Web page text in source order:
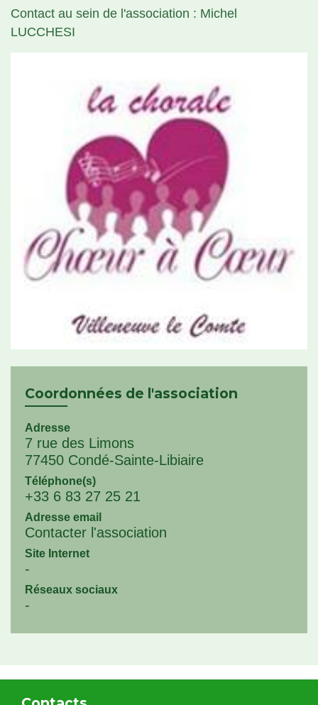
Contact au sein de l'association : Michel
LUCCHESI
Coordonnées de l'association
Adresse
7 rue des Limons
77450 Condé-Sainte-Libiaire
Téléphone(s)
+33 6 83 27 25 21
Adresse email
Contacter l'association
Site Internet
-
Réseaux sociaux
-